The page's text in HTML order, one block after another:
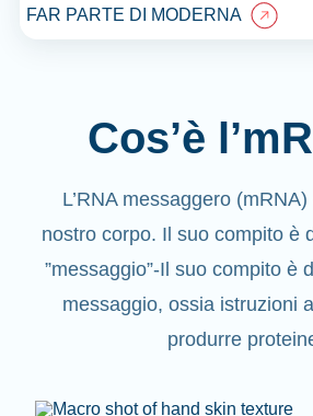
FAR PARTE DI MODERNA
Cos’è
L’RNA messaggero
nostro corpo. Il suo compito è
”messaggio”-Il suo compito è
messaggio, ossia istruzioni
produrre